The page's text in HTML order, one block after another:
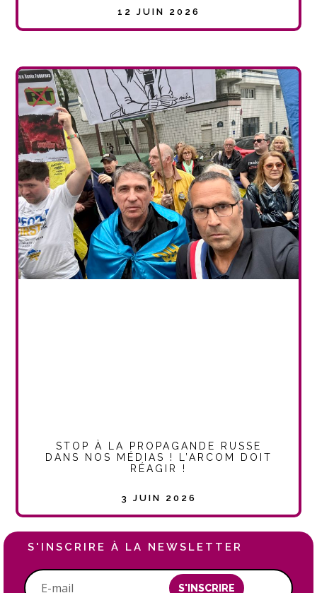
12 JUIN 2026
STOP À LA PROPAGANDE RUSSE
DANS NOS MÉDIAS ! L’ARCOM DOIT
RÉAGIR !
3 JUIN 2026
S'INSCRIRE À LA NEWSLETTER
S'INSCRIRE